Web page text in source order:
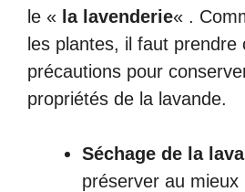
le « la lavenderie« .
les plantes, il faut prendre
précautions pour
propriétés de la lavande.
Séchage de la
préserver au mieux